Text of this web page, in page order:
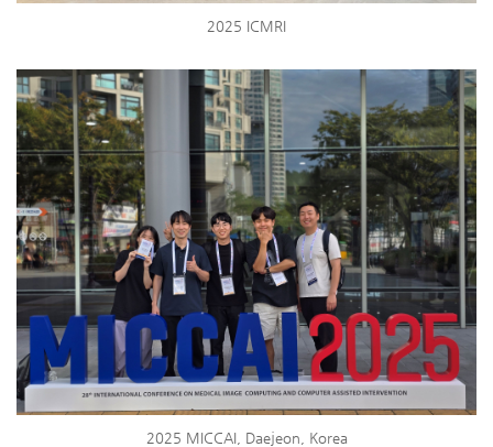
2025 ICMRI
2025 MICCAI, Daejeon, Korea